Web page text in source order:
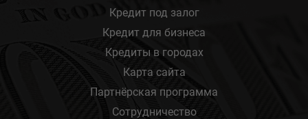
Кредит под залог
Кредит для бизнеса
Кредиты в городах
Карта сайта
Партнёрская программа
Сотрудничество